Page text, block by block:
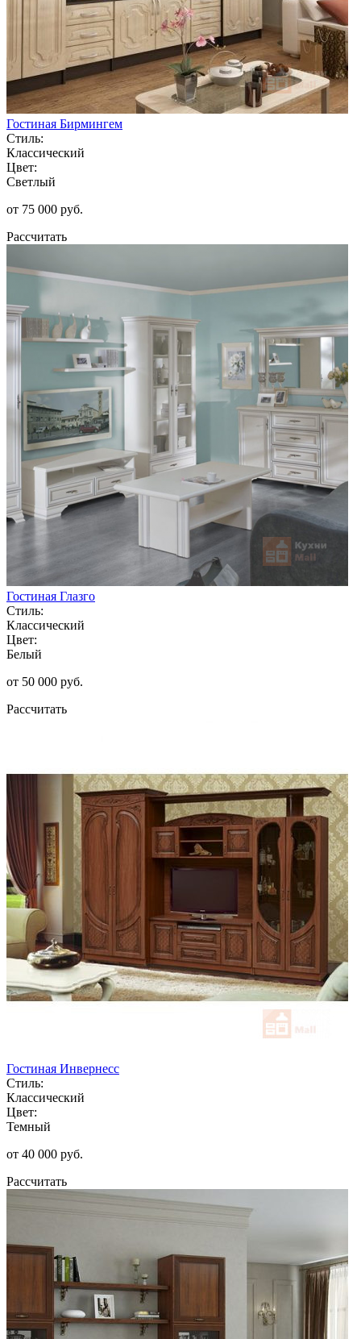
Гостиная Бирмингем
Стиль:
Классический
Цвет:
Светлый
от 75 000 руб.
Рассчитать
Гостиная Глазго
Стиль:
Классический
Цвет:
Белый
от 50 000 руб.
Рассчитать
Гостиная Инвернесс
Стиль:
Классический
Цвет:
Темный
от 40 000 руб.
Рассчитать